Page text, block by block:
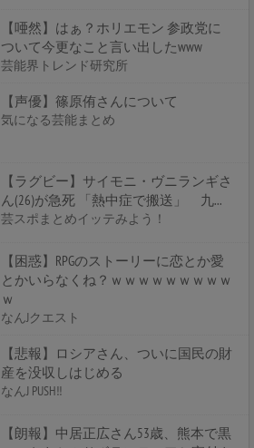
【唖然】はぁ？ホリエモン 参政党に
ついて今更なこと言い出したwww
芸能界トレンド研究所
【声優】篠原侑さんについて
気になる芸能まとめ
【ラグビー】サイモニ・ヴニランギさ
ん(26)が急死 「熱中症で搬送」 九...
芸スポまとめイッテみよう！
【困惑】RPGのストーリーに恋とか愛
とかいらなくね？ｗｗｗｗｗｗｗｗｗ
ｗ
なんJクエスト
【悲報】ロシアさん、ついに国民の財
産を没収しはじめる
なんJ PUSH!!
【朗報】中居正広さん53歳、熊本で黒